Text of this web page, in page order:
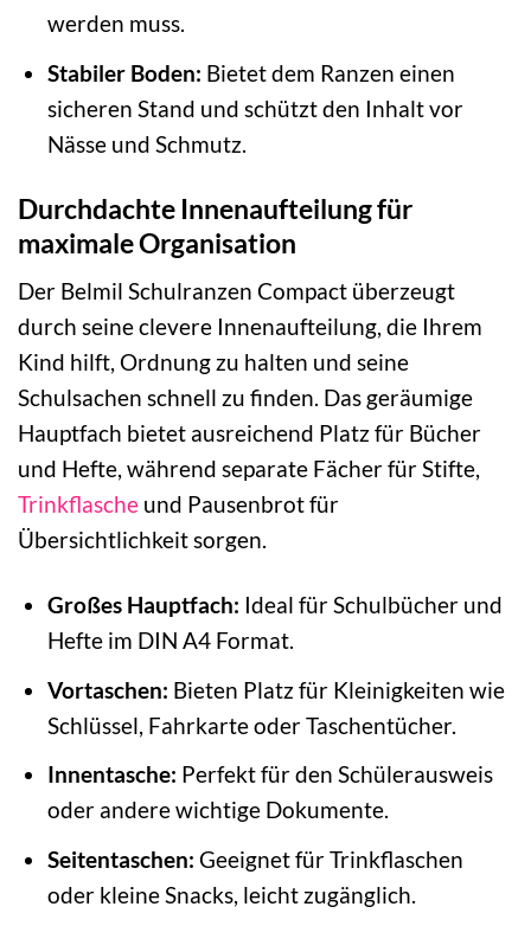
werden muss.
Stabiler Boden: Bietet dem Ranzen einen
sicheren Stand und schützt den Inhalt vor
Nässe und Schmutz.
Durchdachte Innenaufteilung für
maximale Organisation
Der Belmil Schulranzen Compact überzeugt
durch seine clevere Innenaufteilung, die Ihrem
Kind hilft, Ordnung zu halten und seine
Schulsachen schnell zu finden. Das geräumige
Hauptfach bietet ausreichend Platz für Bücher
und Hefte, während separate Fächer für Stifte,
Trinkflasche und Pausenbrot für
Übersichtlichkeit sorgen.
Großes Hauptfach: Ideal für Schulbücher und
Hefte im DIN A4 Format.
Vortaschen: Bieten Platz für Kleinigkeiten wie
Schlüssel, Fahrkarte oder Taschentücher.
Innentasche: Perfekt für den Schülerausweis
oder andere wichtige Dokumente.
Seitentaschen: Geeignet für Trinkflaschen
oder kleine Snacks, leicht zugänglich.